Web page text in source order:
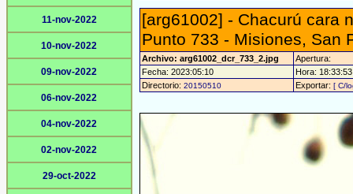
11-nov-2022
10-nov-2022
09-nov-2022
06-nov-2022
04-nov-2022
02-nov-2022
29-oct-2022
[arg61002] - Chacurú cara
Punto 733 - Misiones, San
Archivo: arg61002_dcr_733_2.jpg
Apertura:
Fecha: 2023:05:10
Hora:
Directorio: 20150510 Exportar: [ C/